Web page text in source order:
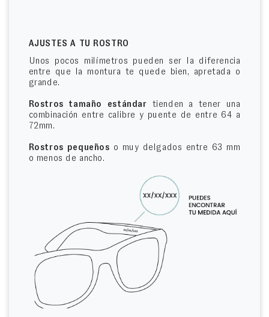
AJUSTES A TU ROSTRO
Unos pocos milímetros pueden ser la diferencia
entre que la montura te quede bien, apretada o
grande.
Rostros tamaño estándar tienden a tener una
combinación entre calibre y puente de entre 64 a
72mm.
Rostros pequeños o muy delgados entre 63 mm
o menos de ancho.